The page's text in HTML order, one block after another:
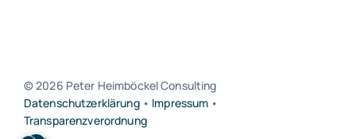
© 2026 Peter Heimböckel Consulting
Datenschutzerklärung• Impressum •
Transparenzverordnung